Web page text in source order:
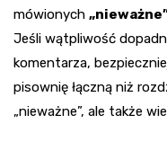
mówionych
Jeśli wątpliwość
komentarza,
pisownię łączną niż
„nieważne”, ale także